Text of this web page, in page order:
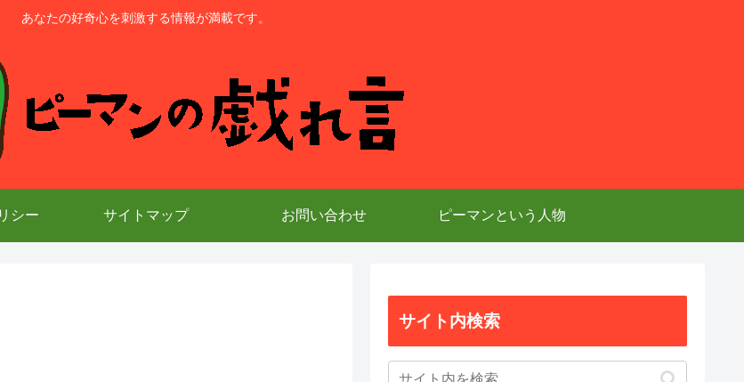
あなたの好奇心を刺激する情報が満載です。
シー サイトマップ お問い合わせ ピーマンという人物
サイト内検索